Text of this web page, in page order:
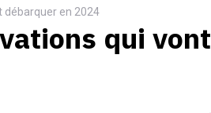
débarquer en 2024
qui vont